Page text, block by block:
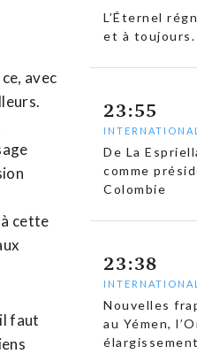
avec
cette
faut
L’Éternel
et à toujours.
23:55
INTERNATIONAL
De La
comme
Colombie
23:38
INTERNATIONAL
Nouvelles
au Yémen,